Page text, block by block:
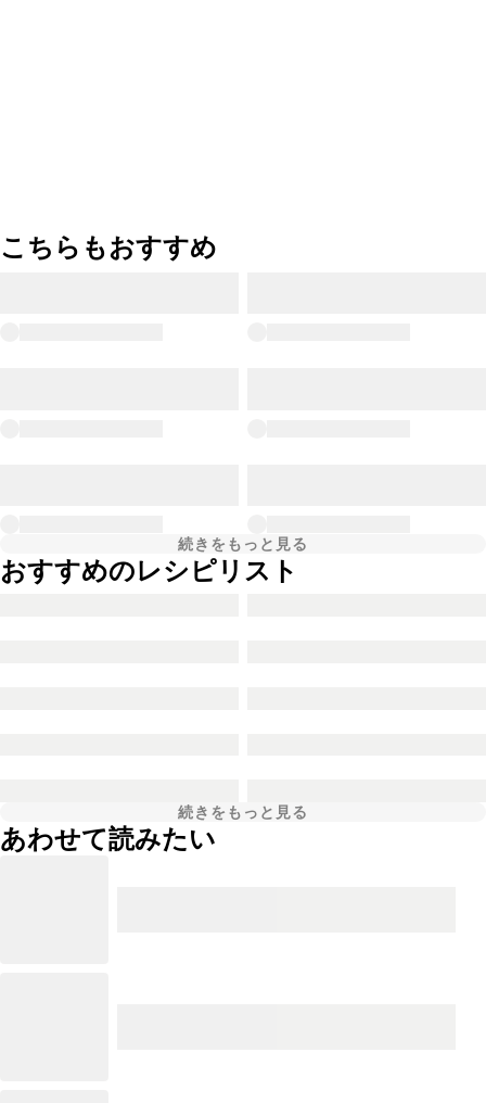
こちらもおすすめ
続きをもっと見る
おすすめのレシピリスト
続きをもっと見る
あわせて読みたい